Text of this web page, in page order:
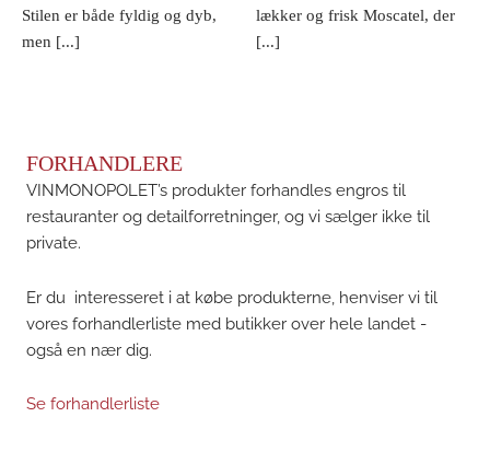
Stilen er både fyldig og dyb,
men [...]
lækker og frisk Moscatel, der
[...]
FORHANDLERE
VINMONOPOLET’s produkter forhandles engros til
restauranter og detailforretninger, og vi sælger ikke til
private.
Er du interesseret i at købe produkterne, henviser vi til
vores forhandlerliste med butikker over hele landet -
også en nær dig.
Se forhandlerliste